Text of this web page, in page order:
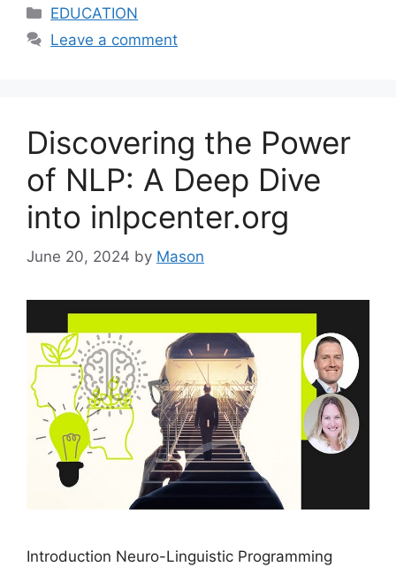
Categories
EDUCATION
Leave a comment
Discovering the Power
of NLP: A Deep Dive
into inlpcenter.org
June 20, 2024 by Mason
Introduction Neuro-Linguistic Programming